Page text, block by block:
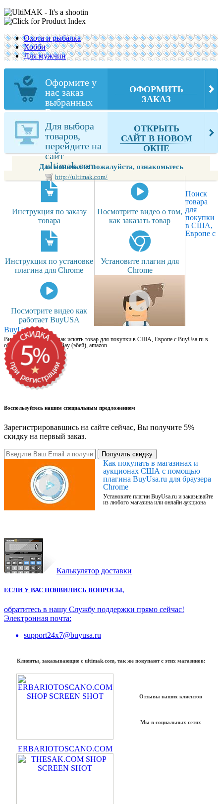
Охота и рыбалка
Хобби
Для мужчин
Оформите у
нас заказ
выбранных
Вами товаров
из
ultimak.com
ОФОРМИТЬ
ЗАКАЗ
Для выбора
товаров,
перейдите на
сайт
ultimak.com
http://ultimak.com/
ОТКРЫТЬ
САЙТ В НОВОМ
ОКНЕ
Для новичков: пожалуйста, ознакомьтесь
Инструкция по заказу
товара
Посмотрите видео о том,
как заказать товар
Инструкция по установке
плагина для Chrome
Установите плагин для
Chrome
Посмотрите видео как
работает BuyUSA
Поиск
товара
для
покупки
в США,
Европе с
BuyUsa.ru
Видео для новичков: как искать товар для покупки в США, Европе с BuyUsa.ru в
онлайн магазинах, на eBay (эбей), amazon
Воспользуйтесь нашим специальным предложением
Зарегистрировавшись на сайте сейчас, Вы получите 5%
скидку на первый заказ.
Получить скидку
Как покупать в магазинах и
аукционах США с помощью
плагина BuyUsa.ru для браузера
Chrome
Установите плагин BuyUsa.ru и заказывайте
из любого магазина или онлайн аукциона
Калькулятор доставки
ЕСЛИ У ВАС ПОЯВИЛИСЬ ВОПРОСЫ,
обратитесь в нашу Службу поддержки прямо сейчас!
Электронная почта:
support24x7@buyusa.ru
Клиенты, заказывающие с ultimak.com, так же покупают с этих магазинов:
ERBARIOTOSCANO.COM
Отзывы наших клиентов
Мы в социальных сетях